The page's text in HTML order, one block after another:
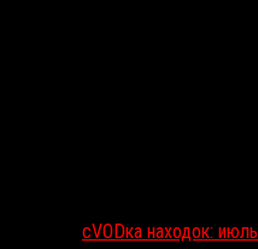
сVODка находок: июль